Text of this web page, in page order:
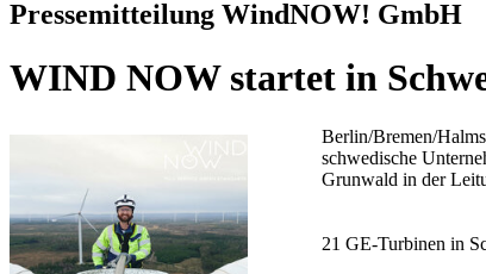
Pressemitteilung WindNOW! GmbH
WIND NOW startet in
Berlin/Bremen/
schwedische
Grunwald in der
21 GE-Turbinen in